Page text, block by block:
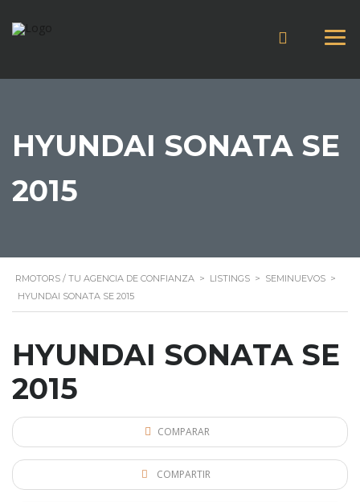
HYUNDAI SONATA SE
2015
RMOTORS / TU AGENCIA DE CONFIANZA > LISTINGS > SEMINUEVOS >
HYUNDAI SONATA SE 2015
HYUNDAI SONATA SE
2015
COMPARAR
COMPARTIR